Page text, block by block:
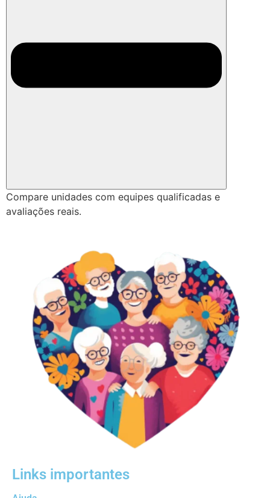
Compare unidades com equipes qualificadas e
avaliações reais.
Links importantes